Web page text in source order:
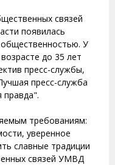
связей
появилась
общественностью. У
до 35 лет
пресс-службы,
пресс-служба
требованиям:
уверенное
славные традиции
связей УМВД